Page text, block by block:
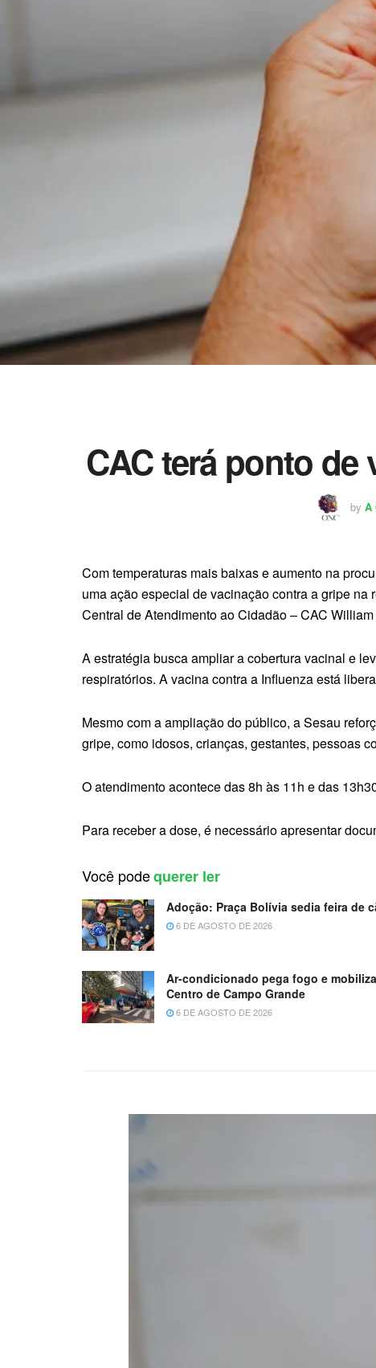
CAC terá ponto de
by A
Com temperaturas mais baixas e aumento na
uma ação especial de vacinação contra a gripe
Central de Atendimento ao Cidadão – CAC
A estratégia busca ampliar a cobertura vacinal e
respiratórios. A vacina contra a Influenza está
Mesmo com a ampliação do público, a Sesau
gripe, como idosos, crianças, gestantes, pessoas
O atendimento acontece das 8h às 11h e das
Para receber a dose, é necessário apresentar
Você podequerer ler
Adoção: Praça Bolívia sedia feira de
6 DE AGOSTO DE 2026
Ar-condicionado pega fogo e
Centro de Campo Grande
6 DE AGOSTO DE 2026